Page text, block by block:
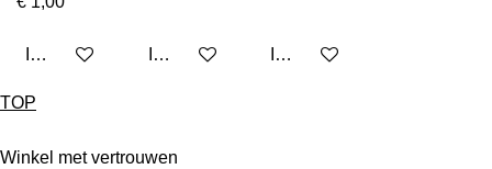
In winkelwagen In winkelwagen In winkelwagen
TOP
Winkel met vertrouwen